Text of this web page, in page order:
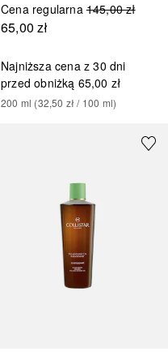
Cena regularna 145,00 zł
65,00 zł
Najniższa cena z 30 dni
przed obniżką 65,00 zł
200 ml (32,50 zł / 100 ml)